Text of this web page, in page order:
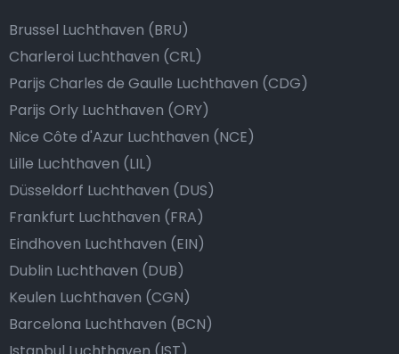
Brussel Luchthaven (BRU)
Charleroi Luchthaven (CRL)
Parijs Charles de Gaulle Luchthaven (CDG)
Parijs Orly Luchthaven (ORY)
Nice Côte d'Azur Luchthaven (NCE)
Lille Luchthaven (LIL)
Düsseldorf Luchthaven (DUS)
Frankfurt Luchthaven (FRA)
Eindhoven Luchthaven (EIN)
Dublin Luchthaven (DUB)
Keulen Luchthaven (CGN)
Barcelona Luchthaven (BCN)